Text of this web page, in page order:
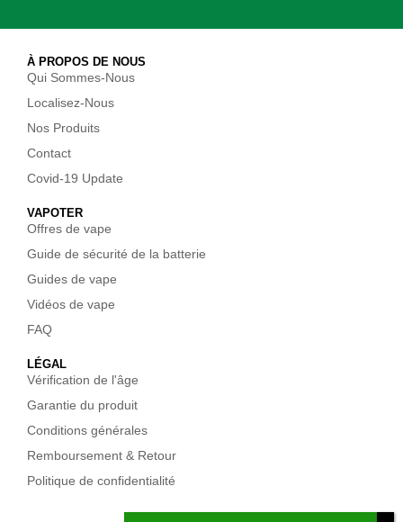
À PROPOS DE NOUS
Qui Sommes-Nous
Localisez-Nous
Nos Produits
Contact
Covid-19 Update
VAPOTER
Offres de vape
Guide de sécurité de la batterie
Guides de vape
Vidéos de vape
FAQ
LÉGAL
Vérification de l'âge
Garantie du produit
Conditions générales
Remboursement & Retour
Politique de confidentialité